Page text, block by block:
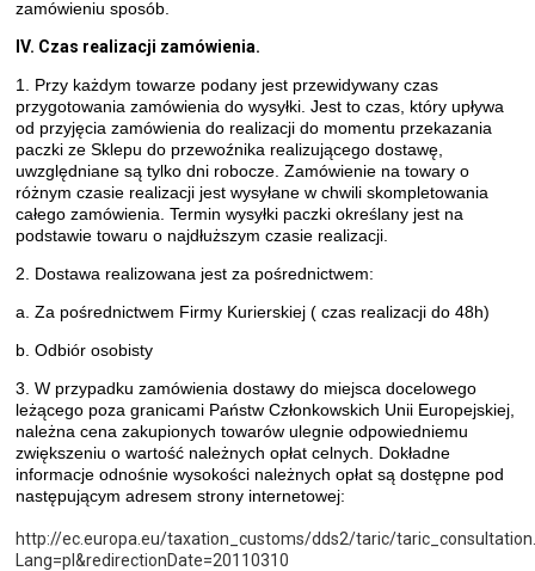
zamówieniu sposób.
IV. Czas realizacji zamówienia.
1. Przy każdym towarze podany jest przewidywany czas
przygotowania zamówienia do wysyłki. Jest to czas, który upływa
od przyjęcia zamówienia do realizacji do momentu przekazania
paczki ze Sklepu do przewoźnika realizującego dostawę,
uwzględniane są tylko dni robocze. Zamówienie na towary o
różnym czasie realizacji jest wysyłane w chwili skompletowania
całego zamówienia. Termin wysyłki paczki określany jest na
podstawie towaru o najdłuższym czasie realizacji.
2. Dostawa realizowana jest za pośrednictwem:
a. Za pośrednictwem Firmy Kurierskiej ( czas realizacji do 48h)
b. Odbiór osobisty
3. W przypadku zamówienia dostawy do miejsca docelowego
leżącego poza granicami Państw Członkowskich Unii Europejskiej,
należna cena zakupionych towarów ulegnie odpowiedniemu
zwiększeniu o wartość należnych opłat celnych. Dokładne
informacje odnośnie wysokości należnych opłat są dostępne pod
następującym adresem strony internetowej:
http://ec.europa.eu/taxation_customs/dds2/taric/
Lang=pl&redirectionDate=20110310